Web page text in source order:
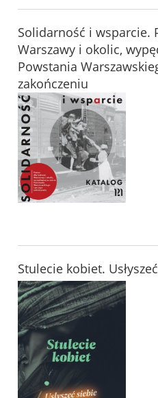
Solidarność i wsparcie.
Warszawy i okolic,
Powstania
zakończeniu
Stulecie kobiet.